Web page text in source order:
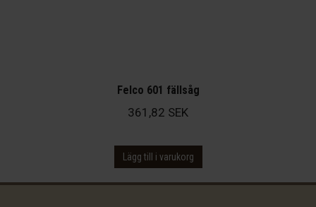
Felco 601 fällsåg
361,82 SEK
Lägg till i varukorg